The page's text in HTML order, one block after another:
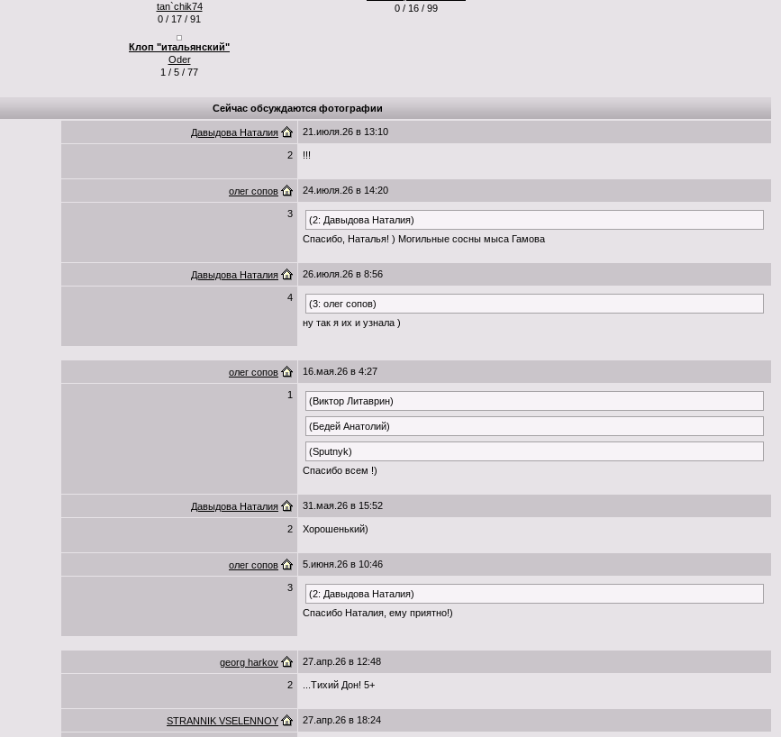
tan`chik74
0 / 17 / 91
0 / 16 / 99
Клоп "итальянский"
Oder
1 / 5 / 77
Сейчас обсуждаются фотографии
Давыдова Наталия 21.июля.26 в 13:10
2 !!!
олег сопов 24.июля.26 в 14:20
3
(2: Давыдова Наталия)
Спасибо, Наталья! ) Могильные сосны мыса Гамова
Давыдова Наталия 26.июля.26 в 8:56
4
(3: олег сопов)
ну так я их и узнала )
олег сопов 16.мая.26 в 4:27
1
(Виктор Литаврин)
(Бедей Анатолий)
(Sputnyk)
Спасибо всем !)
Давыдова Наталия 31.мая.26 в 15:52
2 Хорошенький)
олег сопов 5.июня.26 в 10:46
3
(2: Давыдова Наталия)
Спасибо Наталия, ему приятно!)
georg harkov 27.апр.26 в 12:48
2 ...Тихий Дон! 5+
STRANNIK VSELENNOY 27.апр.26 в 18:24